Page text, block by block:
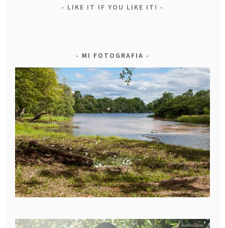
LIKE IT IF YOU LIKE IT!
MI FOTOGRAFIA